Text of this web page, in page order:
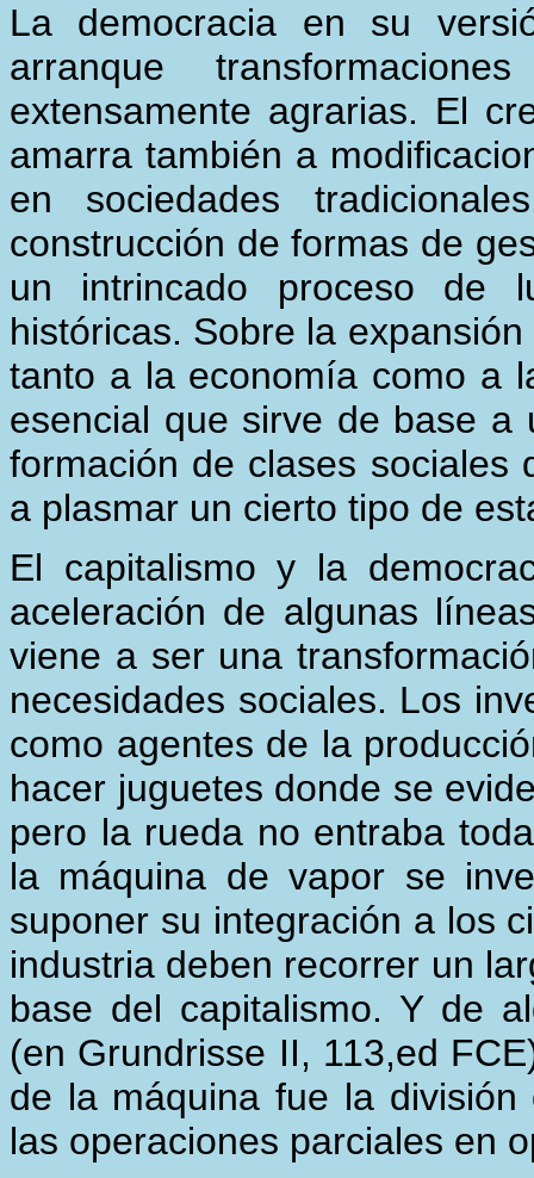
La democracia en su
arranque
extensamente agrarias. El
amarra también a
en sociedades
construcción de formas de
un intrincado proceso de
históricas. Sobre la
tanto a la economía como a
esencial que sirve de base a
formación de clases sociales
a plasmar un cierto tipo de
El capitalismo y la
aceleración de algunas
viene a ser una
necesidades sociales. Los
como agentes de la
hacer juguetes donde se
pero la rueda no entraba
la máquina de vapor se
suponer su integración a los
industria deben recorrer un
base del capitalismo. Y de
(en Grundrisse II, 113,ed
de la máquina fue la
las operaciones parciales en